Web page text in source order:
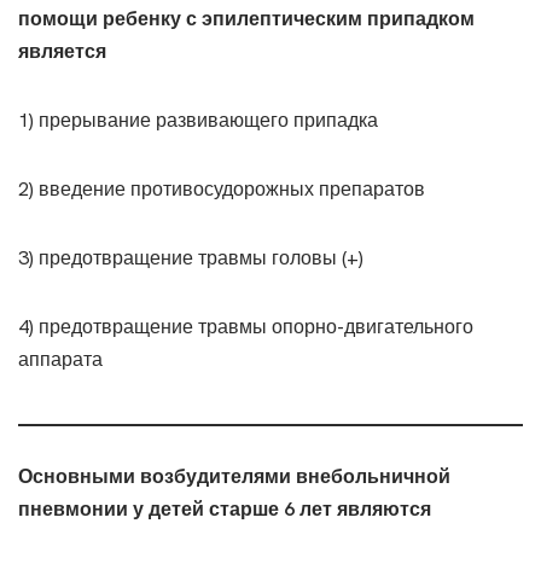
помощи ребенку с эпилептическим припадком
является
1) прерывание развивающего припадка
2) введение противосудорожных препаратов
3) предотвращение травмы головы (+)
4) предотвращение травмы опорно-двигательного
аппарата
Основными возбудителями внебольничной
пневмонии у детей старше 6 лет являются